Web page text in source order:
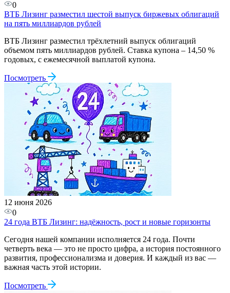
0
ВТБ Лизинг разместил шестой выпуск биржевых облигаций
на пять миллиардов рублей
ВТБ Лизинг разместил трёхлетний выпуск облигаций
объемом пять миллиардов рублей. Ставка купона – 14,50 %
годовых, с ежемесячной выплатой купона.
Посмотреть
12 июня 2026
0
24 года ВТБ Лизинг: надёжность, рост и новые горизонты
Сегодня нашей компании исполняется 24 года. Почти
четверть века — это не просто цифра, а история постоянного
развития, профессионализма и доверия. И каждый из вас —
важная часть этой истории.
Посмотреть